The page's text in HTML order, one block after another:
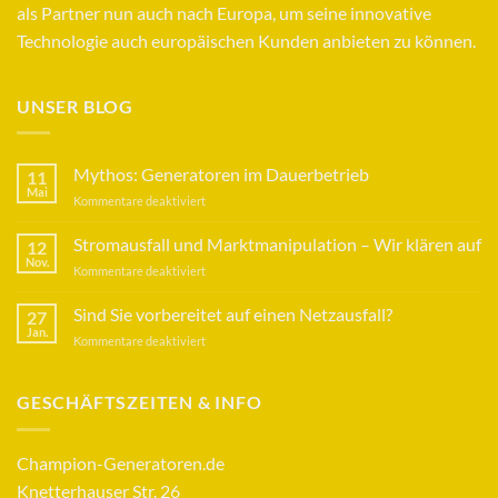
als Partner nun auch nach Europa, um seine innovative
Technologie auch europäischen Kunden anbieten zu können.
UNSER BLOG
11
Mai
Mythos: Generatoren im Dauerbetrieb
Kommentare deaktiviertfür
Generatoren
Dauerbetrieb
12
Nov.
Stromausfall und Marktmanipulation – Wir klären auf
Kommentare deaktiviertfür
und
–
auf
27
Jan.
Sind Sie vorbereitet auf einen Netzausfall?
Kommentare deaktiviertfür
vorbereitet
GESCHÄFTSZEITEN & INFO
Champion-Generatoren.de
Knetterhauser Str. 26